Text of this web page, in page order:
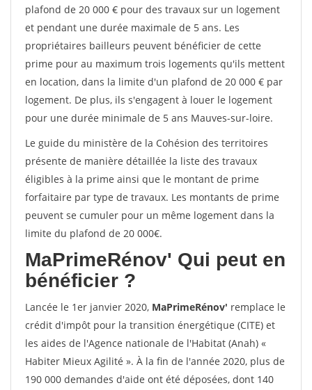
plafond de 20 000 € pour des travaux sur un logement
et pendant une durée maximale de 5 ans. Les
propriétaires bailleurs peuvent bénéficier de cette
prime pour au maximum trois logements qu'ils mettent
en location, dans la limite d'un plafond de 20 000 € par
logement. De plus, ils s'engagent à louer le logement
pour une durée minimale de 5 ans Mauves-sur-loire.
Le guide du ministère de la Cohésion des territoires
présente de manière détaillée la liste des travaux
éligibles à la prime ainsi que le montant de prime
forfaitaire par type de travaux. Les montants de prime
peuvent se cumuler pour un même logement dans la
limite du plafond de 20 000€.
MaPrimeRénov' Qui peut en
bénéficier ?
Lancée le 1er janvier 2020, MaPrimeRénov' remplace le
crédit d'impôt pour la transition énergétique (CITE) et
les aides de l'Agence nationale de l'Habitat (Anah) «
Habiter Mieux Agilité ». À la fin de l'année 2020, plus de
190 000 demandes d'aide ont été déposées, dont 140